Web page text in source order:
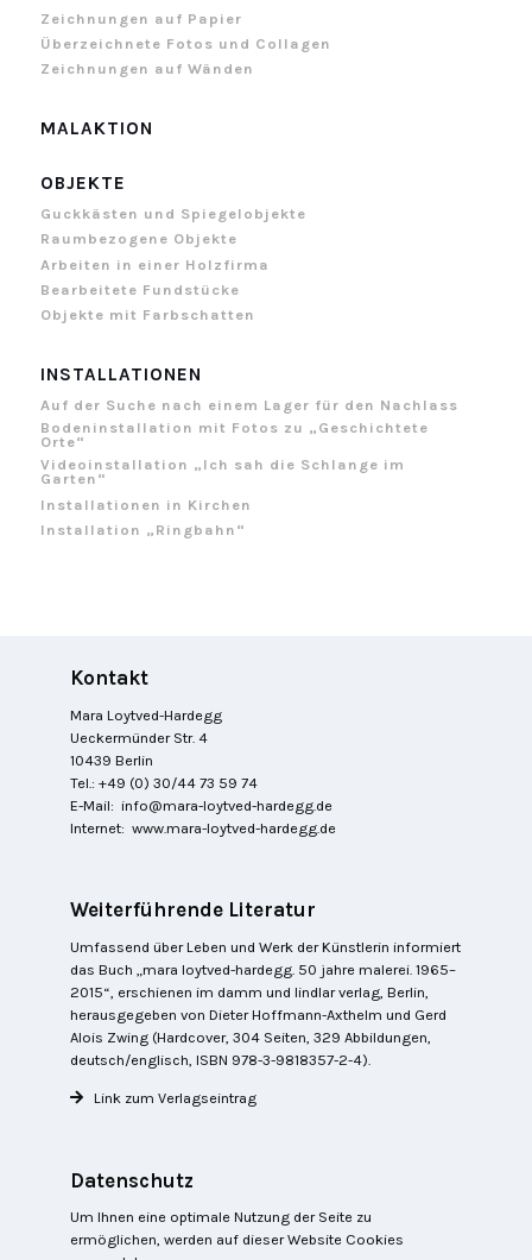
Zeichnungen auf Papier
Überzeichnete Fotos und Collagen
Zeichnungen auf Wänden
MALAKTION
OBJEKTE
Guckkästen und Spiegelobjekte
Raumbezogene Objekte
Arbeiten in einer Holzfirma
Bearbeitete Fundstücke
Objekte mit Farbschatten
INSTALLATIONEN
Auf der Suche nach einem Lager für den Nachlass
Bodeninstallation mit Fotos zu „Geschichtete
Orte“
Videoinstallation „Ich sah die Schlange im
Garten“
Installationen in Kirchen
Installation „Ringbahn“
Kontakt
Mara Loytved-Hardegg
Ueckermünder Str. 4
10439 Berlin
Tel.: +49 (0) 30/44 73 59 74
E-Mail: info@mara-loytved-hardegg.de
Internet:www.mara-loytved-hardegg.de
Weiterführende Literatur
Umfassend über Leben und Werk der Künstlerin informiert
das Buch „mara loytved-hardegg. 50 jahre malerei. 1965–
2015“, erschienen im damm und lindlar verlag, Berlin,
herausgegeben von Dieter Hoffmann-Axthelm und Gerd
Alois Zwing (Hardcover, 304 Seiten, 329 Abbildungen,
deutsch/englisch, ISBN 978-3-9818357-2-4).
Link zum Verlagseintrag
Datenschutz
Um Ihnen eine optimale Nutzung der Seite zu
ermöglichen, werden auf dieser Website Cookies